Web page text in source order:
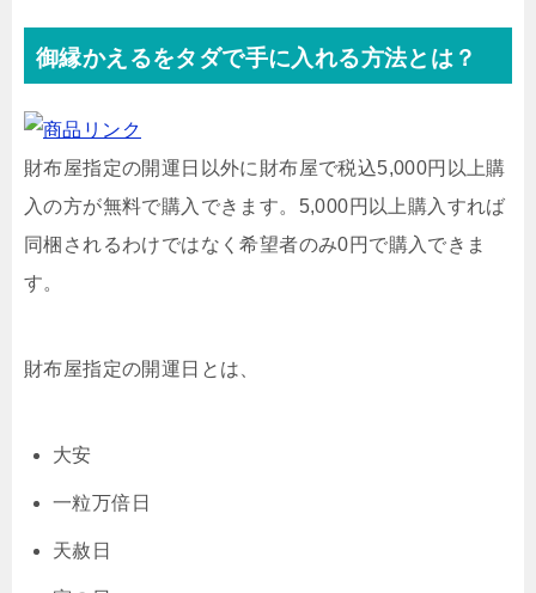
御縁かえるをタダで手に入れる方法とは？
財布屋指定の開運日以外に財布屋で税込5,000円以上購
入の方が無料で購入できます。5,000円以上購入すれば
同梱されるわけではなく希望者のみ0円で購入できま
す。
財布屋指定の開運日とは、
大安
一粒万倍日
天赦日